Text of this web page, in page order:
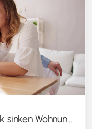
Pendeln lohnt sich: So stark sinken Wohnungspreise im Umland